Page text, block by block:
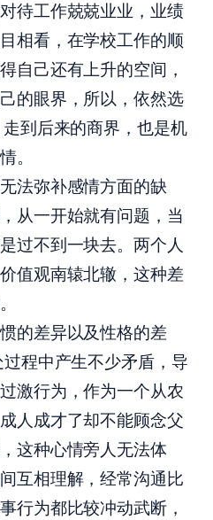
待工作兢兢业业，业绩
相看，在学校工作的顺
自己还有上升的空间，
的眼界，所以，依然选
到后来的商界，也是机
。
法弥补感情方面的缺
从一开始就有问题，当
过不到一块去。两个人
值观南辕北辙，这种差
的差异以及性格的差
程中产生不少矛盾，导
激行为，作为一个从农
人成才了却不能顾念父
这种心情旁人无法体
互相理解，经常沟通比
行为都比较冲动武断，